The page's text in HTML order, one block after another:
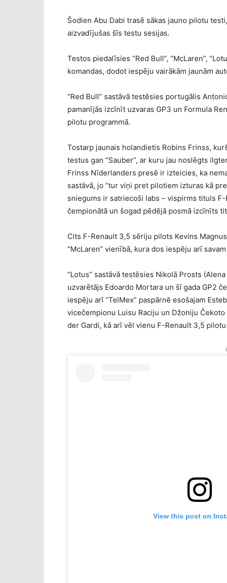
Šodien Abu Dabi trasē sākas jauno pilotu
aizvadījušas šīs testu sesijas.
Testos piedalīsies “Red Bull”, “McLaren”,
komandas, dodot iespēju vairākām jaunām
“Red Bull” sastāvā testēsies portugālis
pamanījās izcīnīt uzvaras GP3 un Formula
pilotu programmā.
Tostarp jaunais holandietis Robins Frinss,
testus gan “Sauber”, ar kuru jau noslēgts
Frinss Nīderlanders presē ir izteicies, ka
sastāvā, jo “tur viņi pret pilotiem izturas kā
sniegums ir satriecoši labs – vispirms tituls
čempionātā un šogad pēdējā posmā izcīnīts
Cits F-Renault 3,5 sēriju pilots Kevins
“McLaren” vienībā, kura dos iespēju arī
“Lotus” sastāvā testēsies Nikolā Prosts
uzvarētājs Edoardo Mortara un šī gada GP2
iespēju arī “TelMex” paspārnē esošajam
vicečempionu Luisu Raciju un Džoniju
der Gardi, kā arī vēl vienu F-Renault 3,5
View this post on